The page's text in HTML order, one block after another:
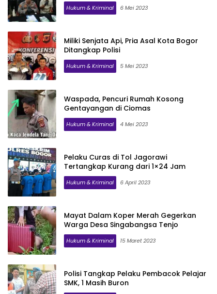
Hukum & Kriminal 6 Mei 2023
Miliki Senjata Api, Pria Asal Kota Bogor
Ditangkap Polisi
Hukum & Kriminal 5 Mei 2023
Waspada, Pencuri Rumah Kosong
Gentayangan di Ciomas
Hukum & Kriminal 4 Mei 2023
Pelaku Curas di Tol Jagorawi
Tertangkap Kurang dari 1×24 Jam
Hukum & Kriminal 6 April 2023
Mayat Dalam Koper Merah Gegerkan
Warga Desa Singabangsa Tenjo
Hukum & Kriminal 15 Maret 2023
Polisi Tangkap Pelaku Pembacok Pelajar
SMK, 1 Masih Buron